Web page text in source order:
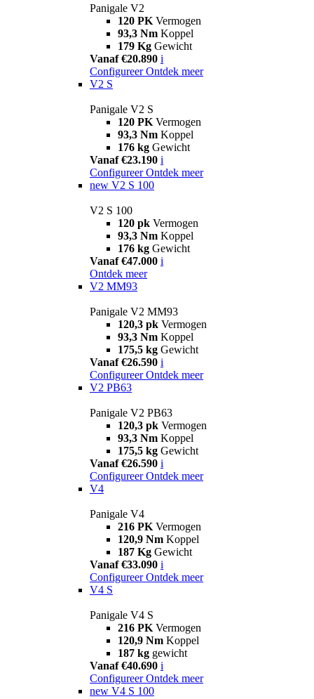
Panigale V2
120 PK Vermogen
93,3 Nm Koppel
179 Kg Gewicht
Vanaf €20.890 i
Configureer Ontdek meer
V2 S
Panigale V2 S
120 PK Vermogen
93,3 Nm Koppel
176 kg Gewicht
Vanaf €23.190 i
Configureer Ontdek meer
new V2 S 100
V2 S 100
120 pk Vermogen
93,3 Nm Koppel
176 kg Gewicht
Vanaf €47.000 i
Ontdek meer
V2 MM93
Panigale V2 MM93
120,3 pk Vermogen
93,3 Nm Koppel
175,5 kg Gewicht
Vanaf €26.590 i
Configureer Ontdek meer
V2 PB63
Panigale V2 PB63
120,3 pk Vermogen
93,3 Nm Koppel
175,5 kg Gewicht
Vanaf €26.590 i
Configureer Ontdek meer
V4
Panigale V4
216 PK Vermogen
120,9 Nm Koppel
187 Kg Gewicht
Vanaf €33.090 i
Configureer Ontdek meer
V4 S
Panigale V4 S
216 PK Vermogen
120,9 Nm Koppel
187 kg gewicht
Vanaf €40.690 i
Configureer Ontdek meer
new V4 S 100